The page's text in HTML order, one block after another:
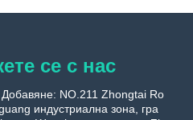
се с нас
NO.211 Zhongtai Ro
индустриална зона, гра